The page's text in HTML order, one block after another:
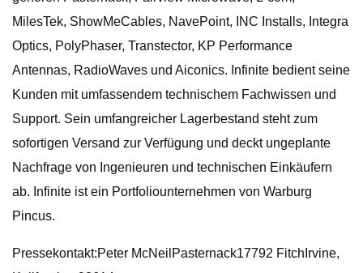
MilesTek, ShowMeCables, NavePoint, INC Installs, Integra
Optics, PolyPhaser, Transtector, KP Performance
Antennas, RadioWaves und Aiconics. Infinite bedient seine
Kunden mit umfassendem technischem Fachwissen und
Support. Sein umfangreicher Lagerbestand steht zum
sofortigen Versand zur Verfügung und deckt ungeplante
Nachfrage von Ingenieuren und technischen Einkäufern
ab. Infinite ist ein Portfoliounternehmen von Warburg
Pincus.
Pressekontakt:Peter McNeilPasternack17792 FitchIrvine,